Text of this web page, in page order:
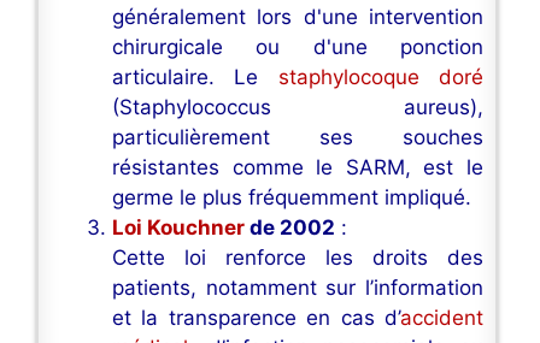
généralement lors d'une intervention
chirurgicale ou d'une ponction
articulaire. Le staphylocoque doré
(Staphylococcus aureus),
particulièrement ses souches
résistantes comme le SARM, est le
germe le plus fréquemment impliqué.
Loi Kouchner de 2002 :
Cette loi renforce les droits des
patients, notamment sur l’information
et la transparence en cas d’accident